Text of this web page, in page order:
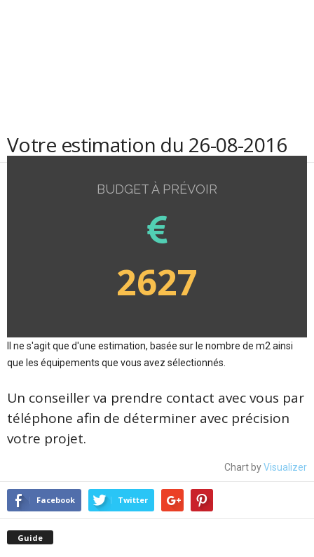
Votre estimation du 26-08-2016
BUDGET À PRÉVOIR
2627
Il ne s'agit que d'une estimation, basée sur le nombre de m2 ainsi
que les équipements que vous avez sélectionnés.
Un conseiller va prendre contact avec vous par
téléphone afin de déterminer avec précision
votre projet.
Chart byVisualizer
Facebook Twitter
Guide